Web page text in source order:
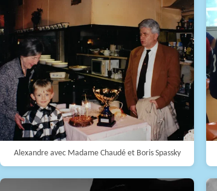
Alexandre avec Madame Chaudé et Boris Spassky